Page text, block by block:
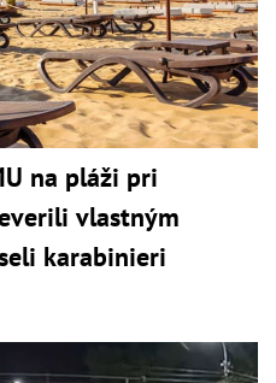
na pláži pri
vlastným
karabinieri